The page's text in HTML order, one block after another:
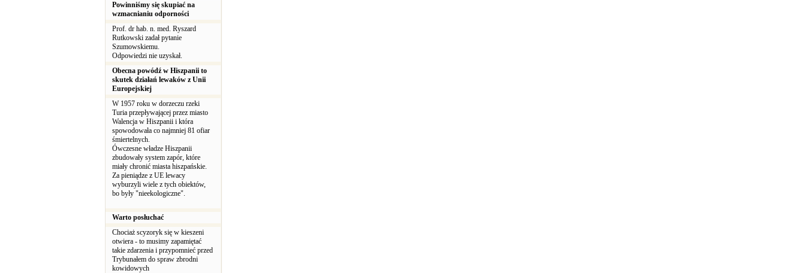
Powinniśmy się skupiać na
wzmacnianiu odporności
Prof. dr hab. n. med. Ryszard
Rutkowski zadał pytanie
Szumowskiemu.
Odpowiedzi nie uzyskał.
Obecna powódź w Hiszpanii to
skutek działań lewaków z Unii
Europejskiej
W 1957 roku w dorzeczu rzeki
Turia przepływającej przez miasto
Walencja w Hiszpanii i która
spowodowała co najmniej 81 ofiar
śmiertelnych.
Ówczesne władze Hiszpanii
zbudowały system zapór, które
miały chronić miasta hiszpańskie.
Za pieniądze z UE lewacy
wyburzyli wiele z tych obiektów,
bo były "nieekologiczne".
Warto posłuchać
Chociaż scyzoryk się w kieszeni
otwiera - to musimy zapamiętać
takie zdarzenia i przypomnieć przed
Trybunałem do spraw zbrodni
kowidowych